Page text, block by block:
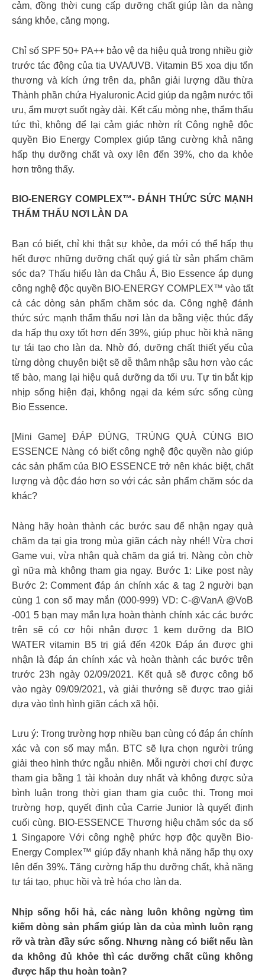
cảm, đồng thời cung cấp dưỡng chất giúp làn da nàng
sáng khỏe, căng mọng.
Chỉ số SPF 50+ PA++ bảo vệ da hiệu quả trong nhiều giờ
trước tác động của tia UVA/UVB. Vitamin B5 xoa dịu tổn
thương và kích ứng trên da, phân giải lượng dầu thừa
Thành phần chứa Hyaluronic Acid giúp da ngậm nước tối
ưu, ẩm mượt suốt ngày dài. Kết cấu mỏng nhẹ, thẩm thấu
tức thì, không để lại cảm giác nhờn rít Công nghệ độc
quyền Bio Energy Complex giúp tăng cường khả năng
hấp thụ dưỡng chất và oxy lên đến 39%, cho da khỏe
hơn trông thấy.
BIO-ENERGY COMPLEX™- ĐÁNH THỨC SỨC MẠNH
THẨM THẤU NƠI LÀN DA
Bạn có biết, chỉ khi thật sự khỏe, da mới có thể hấp thụ
hết được những dưỡng chất quý giá từ sản phẩm chăm
sóc da? Thấu hiểu làn da Châu Á, Bio Essence áp dụng
công nghệ độc quyền BIO-ENERGY COMPLEX™ vào tất
cả các dòng sản phẩm chăm sóc da. Công nghệ đánh
thức sức mạnh thẩm thấu nơi làn da bằng việc thúc đẩy
da hấp thụ oxy tốt hơn đến 39%, giúp phục hồi khả năng
tự tái tạo cho làn da. Nhờ đó, dưỡng chất thiết yếu của
từng dòng chuyên biệt sẽ dễ thâm nhập sâu hơn vào các
tế bào, mang lại hiệu quả dưỡng da tối ưu. Tự tin bắt kịp
nhịp sống hiện đại, không ngại da kém sức sống cùng
Bio Essence.
[Mini Game] ĐÁP ĐÚNG, TRÚNG QUÀ CÙNG BIO
ESSENCE Nàng có biết công nghệ độc quyền nào giúp
các sản phẩm của BIO ESSENCE trở nên khác biệt, chất
lượng và độc đáo hơn so với các sản phẩm chăm sóc da
khác?
Nàng hãy hoàn thành các bước sau để nhận ngay quà
chăm da tại gia trong mùa giãn cách này nhé!! Vừa chơi
Game vui, vừa nhận quà chăm da giá trị. Nàng còn chờ
gì nữa mà không tham gia ngay. Bước 1: Like post này
Bước 2: Comment đáp án chính xác & tag 2 người bạn
cùng 1 con số may mắn (000-999) VD: C-@VanA @VoB
-001 5 bạn may mắn lựa hoàn thành chính xác các bước
trên sẽ có cơ hội nhận được 1 kem dưỡng da BIO
WATER vitamin B5 trị giá đến 420k Đáp án được ghi
nhận là đáp án chính xác và hoàn thành các bước trên
trước 23h ngày 02/09/2021. Kết quả sẽ được công bố
vào ngày 09/09/2021, và giải thưởng sẽ được trao giải
dựa vào tình hình giãn cách xã hội.
Lưu ý: Trong trường hợp nhiều bạn cùng có đáp án chính
xác và con số may mắn. BTC sẽ lựa chọn người trúng
giải theo hình thức ngẫu nhiên. Mỗi người chơi chỉ được
tham gia bằng 1 tài khoản duy nhất và không được sửa
bình luận trong thời gian tham gia cuộc thi. Trong mọi
trường hợp, quyết định của Carrie Junior là quyết định
cuối cùng. BIO-ESSENCE Thương hiệu chăm sóc da số
1 Singapore Với công nghệ phức hợp độc quyền Bio-
Energy Complex™ giúp đẩy nhanh khả năng hấp thụ oxy
lên đến 39%. Tăng cường hấp thu dưỡng chất, khả năng
tự tái tạo, phục hồi và trẻ hóa cho làn da.
Nhịp sống hối hả, các nàng luôn không ngừng tìm
kiếm dòng sản phẩm giúp làn da của mình luôn rạng
rỡ và tràn đầy sức sống. Nhưng nàng có biết nếu làn
da không đủ khỏe thì các dưỡng chất cũng không
được hấp thu hoàn toàn?